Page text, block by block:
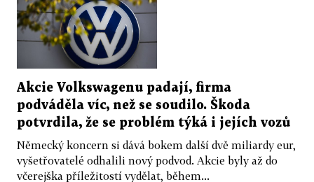
Akcie Volkswagenu padají, firma
podváděla víc, než se soudilo. Škoda
potvrdila, že se problém týká i jejích vozů
Německý koncern si dává bokem další dvě miliardy eur,
vyšetřovatelé odhalili nový podvod. Akcie byly až do
včerejška příležitostí vydělat, během...